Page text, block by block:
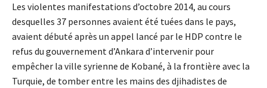
Les violentes manifestations d’octobre 2014, au cours
desquelles 37 personnes avaient été tuées dans le pays,
avaient débuté après un appel lancé par le HDP contre le
refus du gouvernement d’Ankara d’intervenir pour
empêcher la ville syrienne de Kobané, à la frontière avec la
Turquie, de tomber entre les mains des djihadistes de